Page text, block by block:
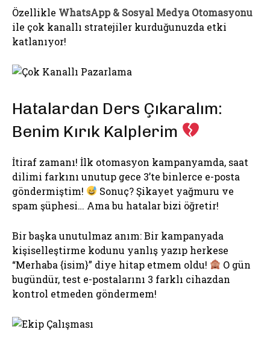
Özellikle WhatsApp & Sosyal Medya Otomasyonu
ile çok kanallı stratejiler kurduğunuzda etki
katlanıyor!
Hatalardan Ders Çıkaralım:
Benim Kırık Kalplerim
İtiraf zamanı! İlk otomasyon kampanyamda, saat
dilimi farkını unutup gece 3’te binlerce e-posta
göndermiştim!
Sonuç? Şikayet yağmuru ve
spam şüphesi… Ama bu hatalar bizi öğretir!
Bir başka unutulmaz anım: Bir kampanyada
kişiselleştirme kodunu yanlış yazıp herkese
“Merhaba {isim}” diye hitap etmem oldu!
O gün
bugündür, test e-postalarını 3 farklı cihazdan
kontrol etmeden göndermem!